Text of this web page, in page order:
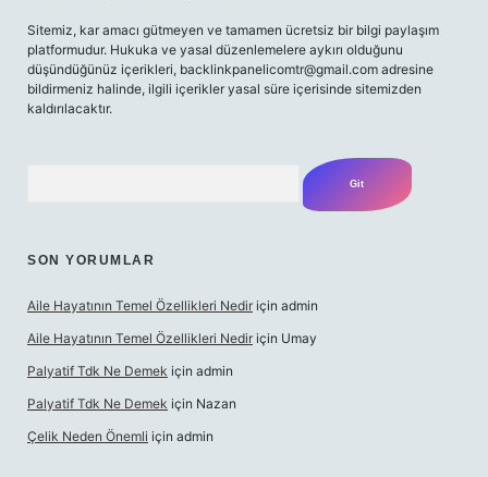
Sitemiz, kar amacı gütmeyen ve tamamen ücretsiz bir bilgi paylaşım
platformudur. Hukuka ve yasal düzenlemelere aykırı olduğunu
düşündüğünüz içerikleri, backlinkpanelicomtr@gmail.com adresine
bildirmeniz halinde, ilgili içerikler yasal süre içerisinde sitemizden
kaldırılacaktır.
SON YORUMLAR
Aile Hayatının Temel Özellikleri Nedir için admin
Aile Hayatının Temel Özellikleri Nedir için Umay
Palyatif Tdk Ne Demek için admin
Palyatif Tdk Ne Demek için Nazan
Çelik Neden Önemli için admin